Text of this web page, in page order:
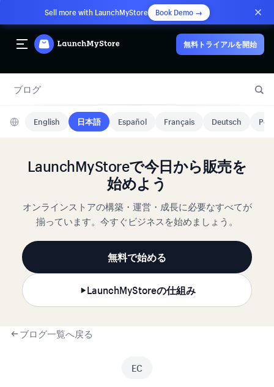
Sell more with LaunchMyStore Book Demo →
無料トライアルを開始
ブログ
English 日本語 Español Français Deutsch
LaunchMyStoreで今日から販売を
始めよう
オンラインストアの構築・運営・成長に必要なすべてが
揃っています。今すぐビジネスを始めましょう。
無料で始める
LaunchMyStoreの仕組み
ブログ一覧へ戻る
EC